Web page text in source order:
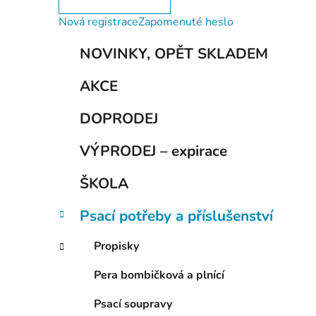
íNová registraceZapomenuté heslo
Přeskočit
kategorie
NOVINKY, OPĚT SKLADEM
AKCE
DOPRODEJ
VÝPRODEJ – expirace
ŠKOLA
Psací potřeby a příslušenství
Propisky
Pera bombičková a plnící
Psací soupravy